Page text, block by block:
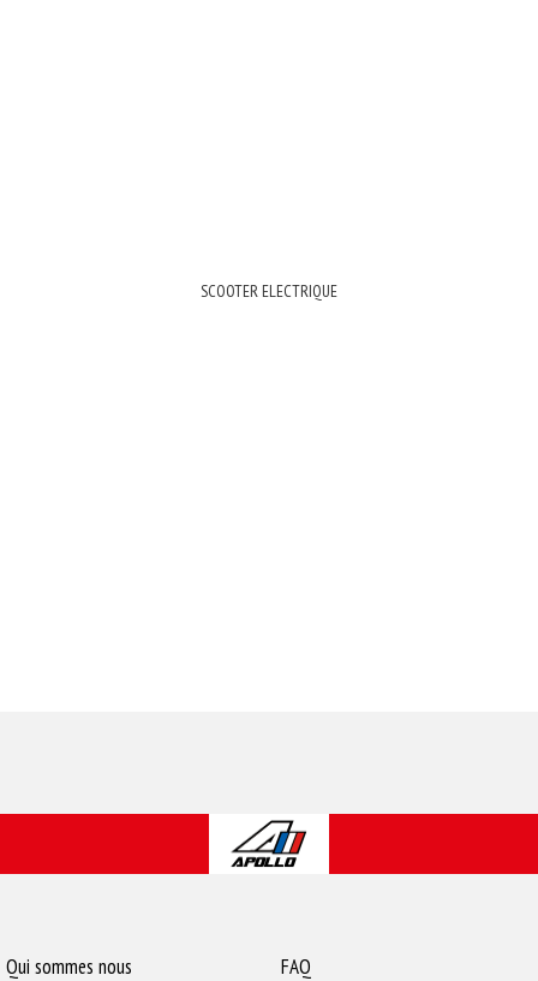
SCOOTER ELECTRIQUE
Qui sommes nous FAQ